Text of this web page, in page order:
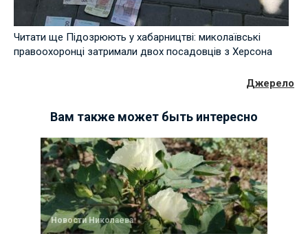
Читати ще Підозрюють у хабарництві: миколаївські
правоохоронці затримали двох посадовців з Херсона
Джерело
Вам также может быть интересно
Новости Николаева